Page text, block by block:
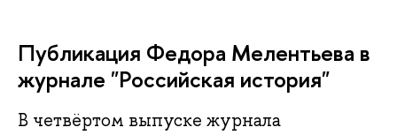
Публикация Федора Мелентьева в
журнале "Российская история"
В четвёртом выпуске журнала